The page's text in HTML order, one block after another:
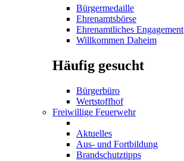
Bürgermedaille
Ehrenamtsbörse
Ehrenamtliches Engagement
Willkommen Daheim
Häufig gesucht
Bürgerbüro
Wertstoffhof
Freiwillige Feuerwehr
Aktuelles
Aus- und Fortbildung
Brandschutztipps